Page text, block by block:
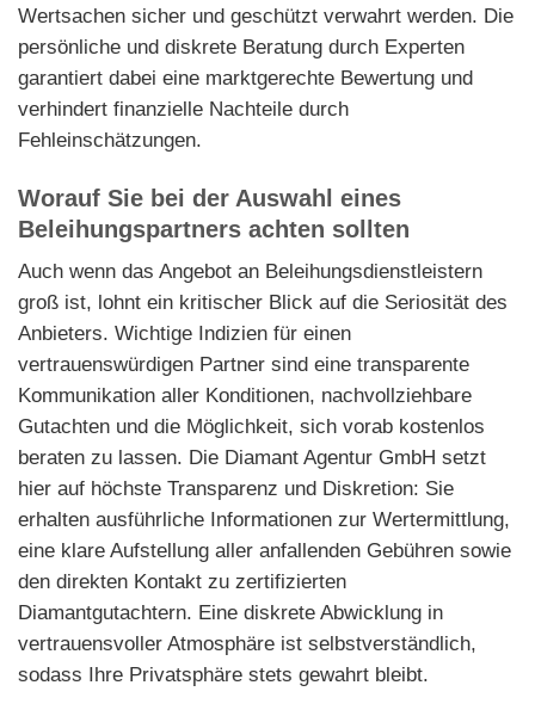
Wertsachen sicher und geschützt verwahrt werden. Die
persönliche und diskrete Beratung durch Experten
garantiert dabei eine marktgerechte Bewertung und
verhindert finanzielle Nachteile durch
Fehleinschätzungen.
Worauf Sie bei der Auswahl eines
Beleihungspartners achten sollten
Auch wenn das Angebot an Beleihungsdienstleistern
groß ist, lohnt ein kritischer Blick auf die Seriosität des
Anbieters. Wichtige Indizien für einen
vertrauenswürdigen Partner sind eine transparente
Kommunikation aller Konditionen, nachvollziehbare
Gutachten und die Möglichkeit, sich vorab kostenlos
beraten zu lassen. Die Diamant Agentur GmbH setzt
hier auf höchste Transparenz und Diskretion: Sie
erhalten ausführliche Informationen zur Wertermittlung,
eine klare Aufstellung aller anfallenden Gebühren sowie
den direkten Kontakt zu zertifizierten
Diamantgutachtern. Eine diskrete Abwicklung in
vertrauensvoller Atmosphäre ist selbstverständlich,
sodass Ihre Privatsphäre stets gewahrt bleibt.